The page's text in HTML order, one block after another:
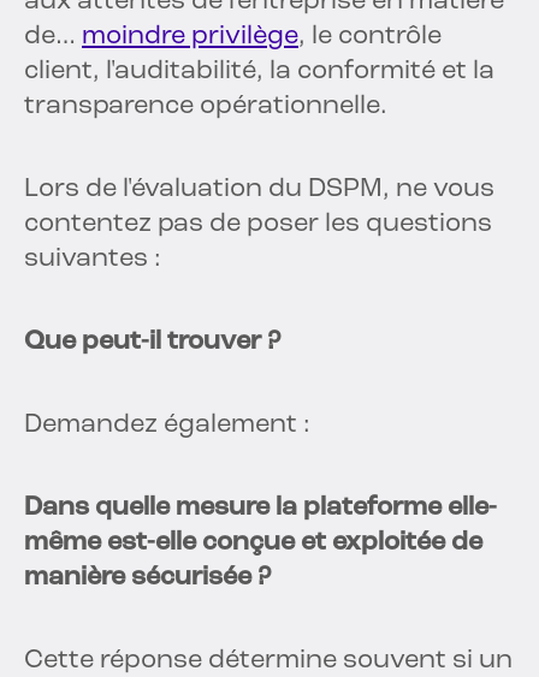
de… moindre privilège, le contrôle
client, l'auditabilité, la conformité et la
transparence opérationnelle.
Lors de l'évaluation du DSPM, ne vous
contentez pas de poser les questions
suivantes :
Que peut-il trouver ?
Demandez également :
Dans quelle mesure la plateforme elle-
même est-elle conçue et exploitée de
manière sécurisée ?
Cette réponse détermine souvent si un